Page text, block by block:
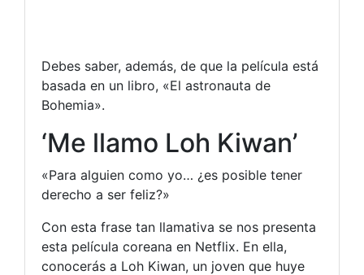
Debes saber, además, de que la película está
basada en un libro, «El astronauta de
Bohemia».
‘Me llamo Loh Kiwan’
«Para alguien como yo… ¿es posible tener
derecho a ser feliz?»
Con esta frase tan llamativa se nos presenta
esta película coreana en Netflix. En ella,
conocerás a Loh Kiwan, un joven que huye